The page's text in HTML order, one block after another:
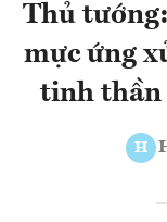
Thủ
mực ứng
tinh thần
H